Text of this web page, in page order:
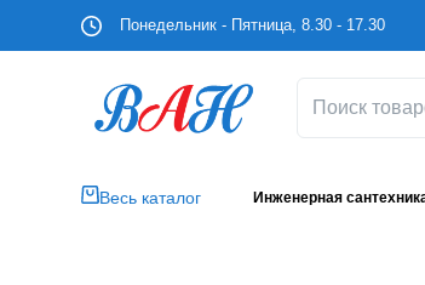
е
Понедельник - Пятница, 8.30 - 17.30
Весь каталог Инженерная